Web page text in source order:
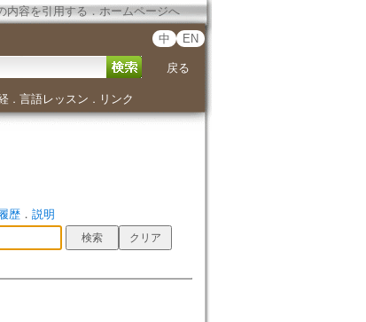
内容を引用する ． ホームページへ
中 EN
戻る
． 言語レッスン ． リンク
歴． 説明